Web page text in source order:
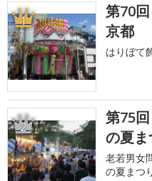
1
第70
京都
はりぼて
2
第75
の夏
老若男女
の夏まつ